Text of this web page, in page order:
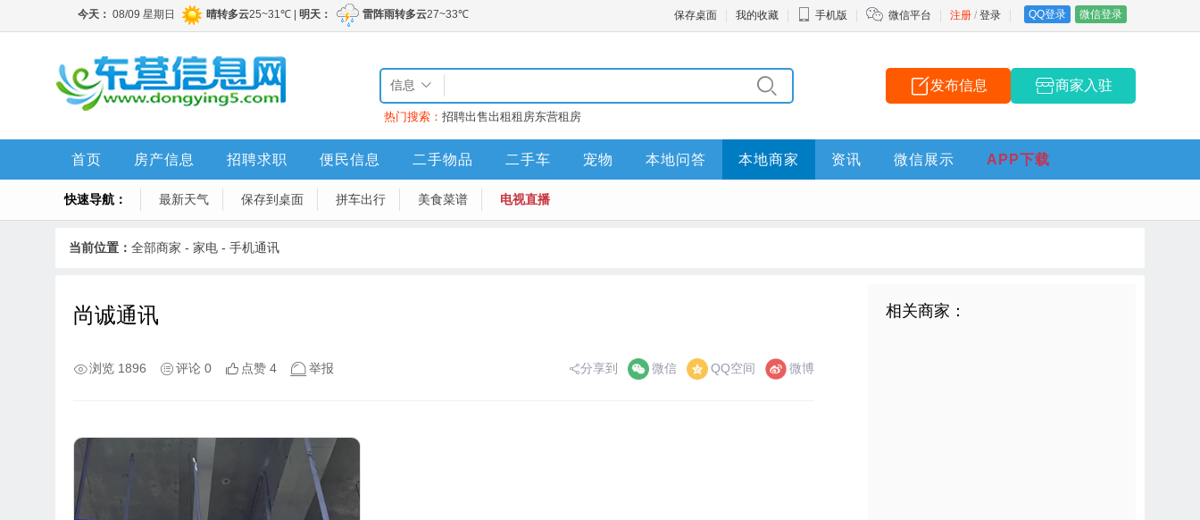
注册 / 登录 QQ登录 微信登录
保存桌面 我的收藏 手机版 微信平台
信息
热门搜索： 招聘出售出租租房东营租房
发布信息 商家入驻
首页 房产信息 招聘求职 便民信息 二手物品 二手车 宠物 本地问答 本地商家 资讯 微信展示 APP下载
快速导航： 最新天气 保存到桌面 拼车出行 美食菜谱 电视直播
当前位置： 全部商家 - 家电 - 手机通讯
尚诚通讯
浏览 1896 评论 0 点赞 4 举报 分享到 微信 QQ空间 微博
相关商家：